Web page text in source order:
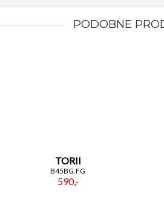
PODOBNE
TORII
B45BG.FG
590,-